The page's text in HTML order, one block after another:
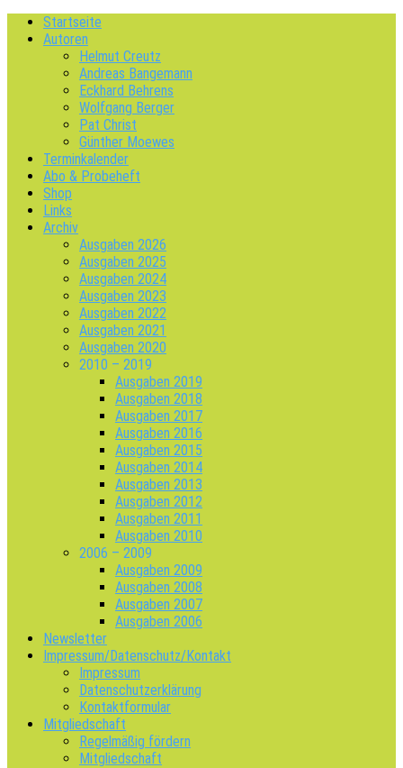
Startseite
Autoren
Helmut Creutz
Andreas Bangemann
Eckhard Behrens
Wolfgang Berger
Pat Christ
Günther Moewes
Terminkalender
Abo & Probeheft
Shop
Links
Archiv
Ausgaben 2026
Ausgaben 2025
Ausgaben 2024
Ausgaben 2023
Ausgaben 2022
Ausgaben 2021
Ausgaben 2020
2010 – 2019
Ausgaben 2019
Ausgaben 2018
Ausgaben 2017
Ausgaben 2016
Ausgaben 2015
Ausgaben 2014
Ausgaben 2013
Ausgaben 2012
Ausgaben 2011
Ausgaben 2010
2006 – 2009
Ausgaben 2009
Ausgaben 2008
Ausgaben 2007
Ausgaben 2006
Newsletter
Impressum/Datenschutz/Kontakt
Impressum
Datenschutzerklärung
Kontaktformular
Mitgliedschaft
Regelmäßig fördern
Mitgliedschaft